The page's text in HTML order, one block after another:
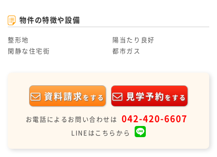
物件の特徴や設備
整形地
陽当たり良好
閑静な住宅街
都市ガス
資料請求をする 見学予約をする
お電話によるお問い合わせは 042-420-6607
LINEはこちらから